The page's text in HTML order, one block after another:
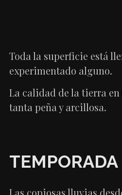
Toda la superficie está
experimentado alguno.
La calidad de la tierra en
tanta peña y arcillosa.
Las copiosas lluvias